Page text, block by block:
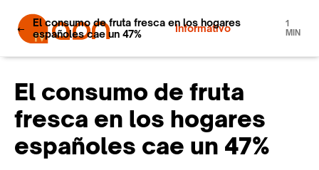
Informativo
El consumo de fruta fresca en los hogares
españoles cae un 47%
1
MIN
El consumo de fruta
fresca en los hogares
españoles cae un 47%